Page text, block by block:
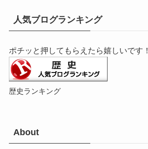
人気ブログランキング
ポチッと押してもらえたら嬉しいです！
歴史ランキング
About